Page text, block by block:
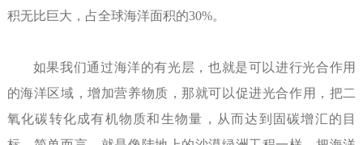
积无比巨大，占全球海洋面积的30%。
如果我们通过海洋的有光层，也就是可以进行光合作用
的海洋区域，增加营养物质，那就可以促进光合作用，把二
氧化碳转化成有机物质和生物量，从而达到固碳增汇的目